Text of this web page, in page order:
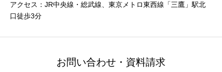
アクセス：JR中央線・総武線、東京メトロ東西線「三鷹」駅北
口徒歩3分
お問い合わせ・資料請求